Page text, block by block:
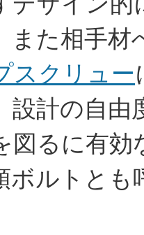
また相手材
スクリュー
設計の自由
図るに有効
ボルトとも